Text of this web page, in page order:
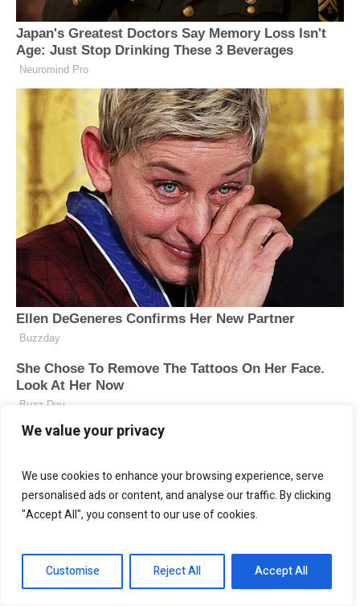
We value your privacy
We use cookies to enhance your browsing experience, serve
personalised ads or content, and analyse our traffic. By clicking
"Accept All", you consent to our use of cookies.
Customise Reject All Accept All